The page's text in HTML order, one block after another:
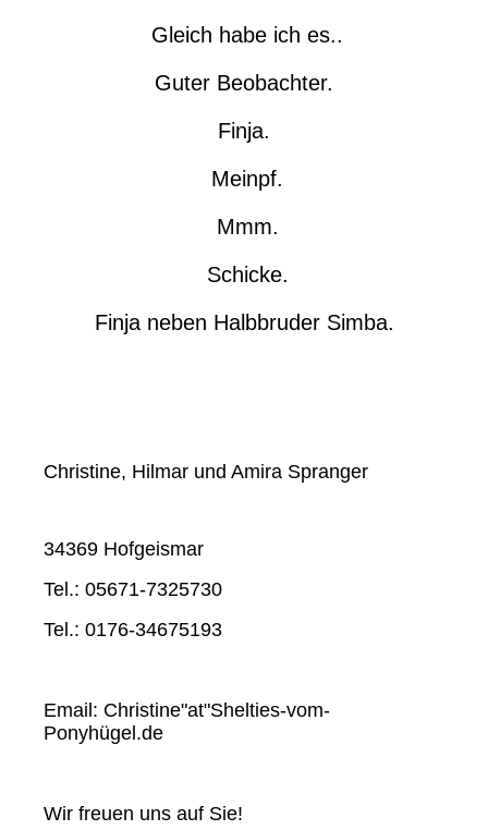
Gleich habe ich es..
Guter Beobachter.
Finja.
Meinpf.
Mmm.
Schicke.
Finja neben Halbbruder Simba.
Christine, Hilmar und Amira Spranger
34369 Hofgeismar
Tel.: 05671-7325730
Tel.: 0176-34675193
Email: Christine"at"Shelties-vom-
Ponyhügel.de
Wir freuen uns auf Sie!